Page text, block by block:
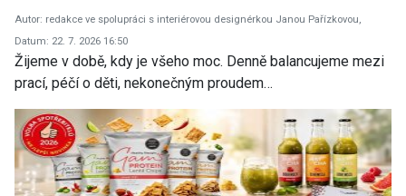
Autor: redakce ve spolupráci s interiérovou designérkou Janou Pařízkovou,
Datum: 22. 7. 2026 16:50
Žijeme v době, kdy je všeho moc. Denně balancujeme mezi
prací, péčí o děti, nekonečným proudem…